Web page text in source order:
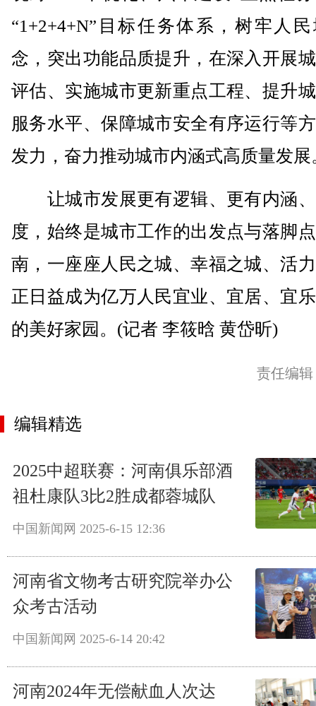
“1+2+4+N”目标任务体系，树牢人
念，突出功能品质提升，在深入开展
评估、实施城市更新重点工程、提升
服务水平、保障城市安全有序运行等
发力，奋力推动城市内涵式高质量发展
让城市发展更有逻辑、更有内涵
度，始终是城市工作的出发点与落脚
南，一座座人民之城、幸福之城、活
正日益成为亿万人民宜业、宜居、宜
的美好家园。(记者 李筱晗 黄岱昕)
责任编
编辑精选
2025中超联赛：河南俱乐部酒
祖杜康队3比2胜成都蓉城队
中国新闻网 2025-6-15 12:36
河南省文物考古研究院举办公
众考古活动
中国新闻网 2025-6-14 20:42
河南2024年无偿献血人次达